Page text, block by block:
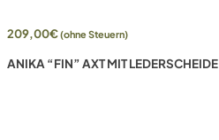
209,00€(ohne Steuern)
ANIKA “FIN” AXT MIT LEDERSCHEIDE